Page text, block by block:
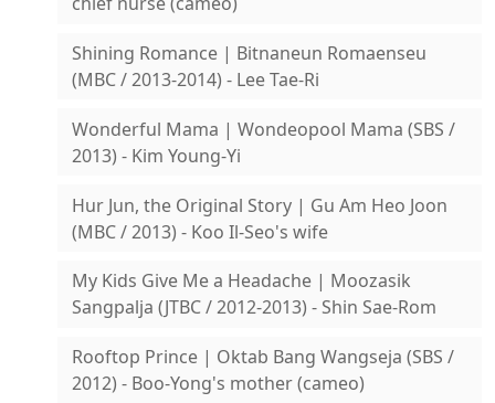
Shining Romance | Bitnaneun Romaenseu
(MBC / 2013-2014) - Lee Tae-Ri
Wonderful Mama | Wondeopool Mama (SBS /
2013) - Kim Young-Yi
Hur Jun, the Original Story | Gu Am Heo Joon
(MBC / 2013) - Koo Il-Seo's wife
My Kids Give Me a Headache | Moozasik
Sangpalja (JTBC / 2012-2013) - Shin Sae-Rom
Rooftop Prince | Oktab Bang Wangseja (SBS /
2012) - Boo-Yong's mother (cameo)